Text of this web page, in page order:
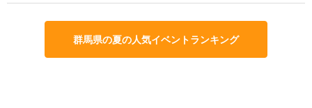
群馬県の夏の人気イベントランキング